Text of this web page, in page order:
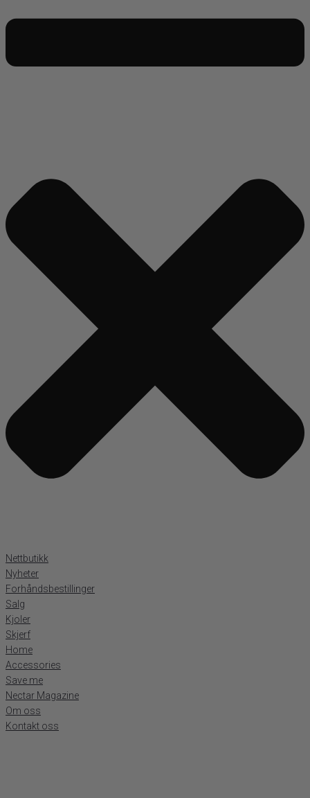
Nettbutikk
Nyheter
Forhåndsbestillinger
Salg
Kjoler
Skjerf
Home
Accessories
Save me
Nectar Magazine
Om oss
Kontakt oss